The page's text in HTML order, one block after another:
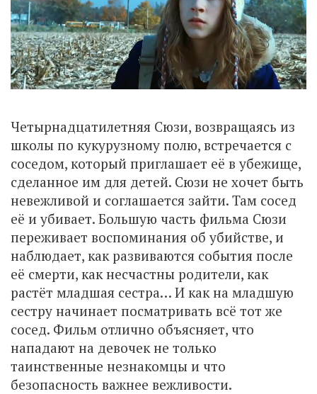
Четырнадцатилетняя Сюзи, возвращаясь из
школы по кукурузному полю, встречается с
соседом, который приглашает её в убежище,
сделанное им для детей. Сюзи не хочет быть
невежливой и соглашается зайти. Там сосед
её и убивает. Большую часть фильма Сюзи
переживает воспоминания об убийстве, и
наблюдает, как развиваются события после
её смерти, как несчастны родители, как
растёт младшая сестра… И как на младшую
сестру начинает посматривать всё тот же
сосед. Фильм отлично объясняет, что
нападают на девочек не только
таинственные незнакомцы и что
безопасность важнее вежливости.